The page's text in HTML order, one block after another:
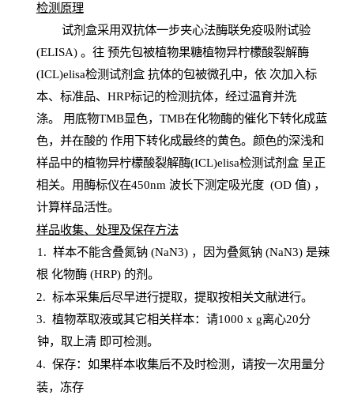
检测原理
试剂盒采用双抗体一步夹心法酶联免疫吸附试验
(ELISA) 。往 预先包被植物果糖植物异柠檬酸裂解酶
(ICL)elisa检测试剂盒抗体的包被微孔中，依 次加入标
本、标准品、 HRP标记的检测抗体，经过温育并洗
涤。 用底物TMB显色， TMB在化物酶的催化下转化成蓝
色，并在酸的 作用下转化成最终的黄色。颜色的深浅和
样品中的植物异柠檬酸裂解酶(ICL)elisa检测试剂盒呈正
相关。用酶标仪在450nm 波长下测定吸光度 (OD 值) ，
计算样品活性。
样品收集、处理及保存方法
1 . 样本不能含叠氮钠(NaN3) ，因为叠氮钠 (NaN3) 是辣
根 化物酶(HRP) 的剂。
2. 标本采集后尽早进行提取，提取按相关文献进行。
3. 植物萃取液或其它相关样本：请1000 x g离心20分
钟，取上清 即可检测。
4. 保存：如果样本收集后不及时检测，请按一次用量分
装，冻存